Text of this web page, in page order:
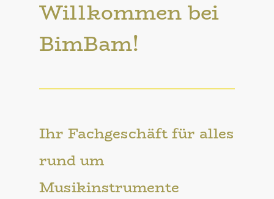
Willkommen bei
BimBam!
Ihr Fachgeschäft für alles
rund um
Musikinstrumente